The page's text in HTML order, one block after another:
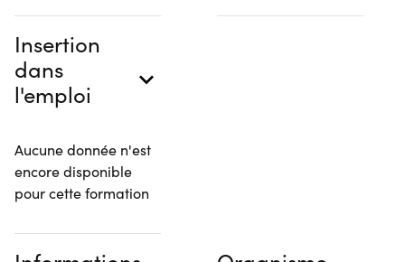
Insertion
dans
l'emploi
Aucune donnée n'est
encore disponible
pour cette formation